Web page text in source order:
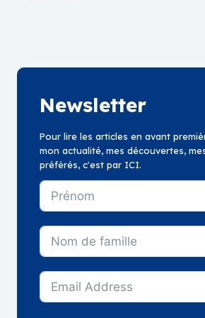
Newsletter
Pour lire les articles en avant
mon actualité, mes découvertes,
préférés, c'est par ICI.